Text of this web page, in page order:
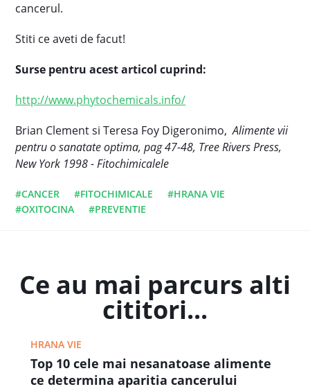
cancerul.
Stiti ce aveti de facut!
Surse pentru acest articol cuprind:
http://www.phytochemicals.info/
Brian Clement si Teresa Foy Digeronimo, Alimente vii
pentru o sanatate optima, pag 47-48, Tree Rivers Press,
New York 1998 - Fitochimicalele
#CANCER #FITOCHIMICALE
#HRANA VIE
#OXITOCINA
#PREVENTIE
Ce au mai parcurs alti
cititori...
HRANA VIE
Top 10 cele mai nesanatoase alimente
ce determina aparitia cancerului